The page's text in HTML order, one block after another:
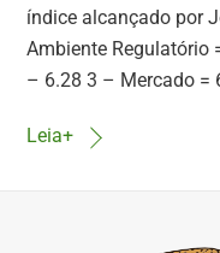
índice alcançado por
Ambiente Regulatório
– 6.28 3 – Mercado =
Leia+